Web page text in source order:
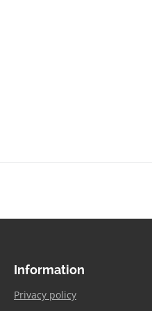
Information
Privacy policy